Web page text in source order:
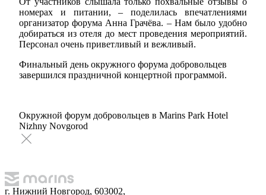
номерах и питании, – поделилась впечатлениями
организатор форума Анна Грачёва. – Нам было удобно
добираться из отеля до мест проведения мероприятий.
Персонал очень приветливый и вежливый.
Финальный день окружного форума добровольцев
завершился праздничной концертной программой.
Окружной форум добровольцев в Marins Park Hotel
Nizhny Novgorod
г. Нижний Новгород, 603002,